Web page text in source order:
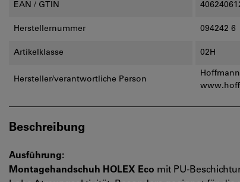
EAN / GTIN
Herstellernummer 094242 6
Artikelklasse 02H
Hersteller/verantwortliche Person
Beschreibung
Ausführung:
Montagehandschuh HOLEX Eco mit PU-